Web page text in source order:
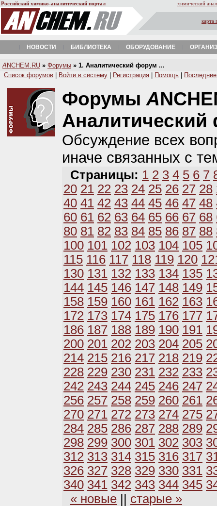
Российский химико-аналитический портал химический
карта
НОВОСТИ БИБЛИОТЕКА ОБОРУДОВАНИЕ
A NCHEM.RU » Форумы » 1. Аналитический форум ...
Список форумов
Войти в систему Регистрация Помощь
Форумы A
Обсуждение всех
иначе связанных с
Страницы: 1 2 3 4 5 6 7
20 21 22 23 24 25 26 27 28
40 41 42 43 44 45 46 47 48
60 61 62 63 64 65 66 67 68
80 81 82 83 84 85 86 87 88
100 101 102 103 104 105
115 116 117 118 119 120
130 131 132 133 134 135
144 145 146 147 148 149
158 159 160 161 162 163
172 173 174 175 176 177
186 187 188 189 190 191
200 201 202 203 204 205
214 215 216 217 218 219
228 229 230 231 232 233
242 243 244 245 246 247
256 257 258 259 260 261
270 271 272 273 274 275
284 285 286 287 288 289
298 299 300 301 302 303
312 313 314 315 316 317
326 327 328 329 330 331
340 341 342 343 344 345
« новые
старые »